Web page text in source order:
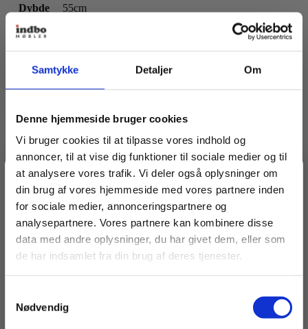
Samtykke Detaljer Om
Denne hjemmeside bruger cookies
Vi bruger cookies til at tilpasse vores indhold og
annoncer, til at vise dig funktioner til sociale medier og til
at analysere vores trafik. Vi deler også oplysninger om
din brug af vores hjemmeside med vores partnere inden
for sociale medier, annonceringspartnere og
analysepartnere. Vores partnere kan kombinere disse
data med andre oplysninger, du har givet dem, eller som
de har indsamlet fra din brug af deres tjenester.
Nødvendig
Dybde 55cm
Anbefalinger til dig
Spar 20% på dit første køb
Bliv medlem af Indbo Møblers kundeklub!
20% rabat på dit første køb
og modtag vores
nyhedsbrev med tilbud, nyheder, inspiration og
invitationer til eksklusive events.